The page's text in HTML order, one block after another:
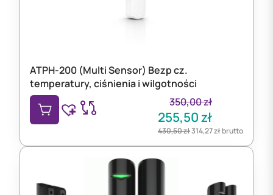
ATPH-200 (Multi Sensor) Bezp cz.
temperatury, ciśnienia i wilgotności
350,00zł
255,50zł
430,50zł314,27złbrutto